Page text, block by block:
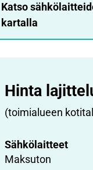
Katso
kartalla
Hinta
(toimialueen
Sähkölaitteet
Maksuton